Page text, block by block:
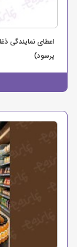
اعطای نمایندگی
پرسود)